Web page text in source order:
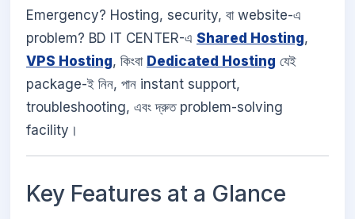
Emergency? Hosting, security, বা website-এ
problem? BD IT CENTER-এ Shared Hosting,
VPS Hosting, কিংবা Dedicated Hosting যেই
package-ই নিন, পান instant support,
troubleshooting, এবং দ্রুত problem-solving
facility।
Key Features at a Glance